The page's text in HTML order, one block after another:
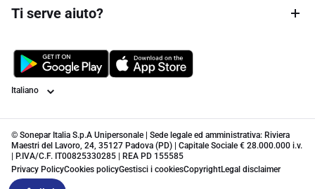
Ti serve aiuto?
Lingua
© Sonepar Italia S.p.A Unipersonale | Sede legale ed amministrativa: Riviera
Maestri del Lavoro, 24, 35127 Padova (PD) | Capitale Sociale € 28.000.000 i.v.
| P.IVA/C.F. IT00825330285 | REA PD 155585
Privacy PolicyCookies policyGestisci i cookiesCopyrightLegal disclaimer